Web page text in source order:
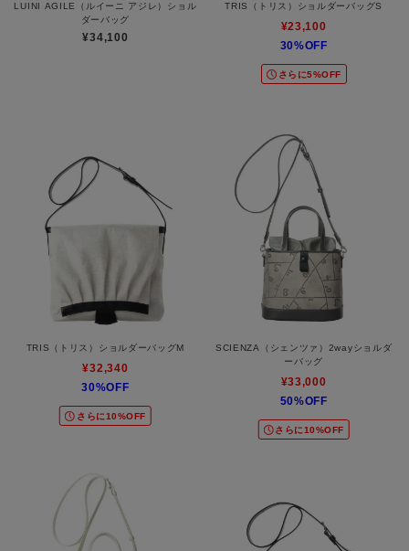
LUINI AGILE（ルイーニ アジレ）ショル
ダーバッグ
¥34,100
TRIS（トリス）ショルダーバッグS
¥23,100
30%OFF
さらに5%OFF
TRIS（トリス）ショルダーバッグM
¥32,340
30%OFF
さらに10%OFF
SCIENZA（シェンツァ）2wayショルダ
ーバッグ
¥33,000
50%OFF
さらに10%OFF